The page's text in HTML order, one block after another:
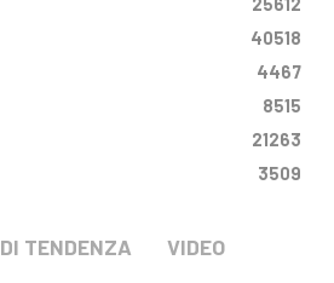
25612
40518
4467
8515
21263
3509
DI TENDENZA VIDEO